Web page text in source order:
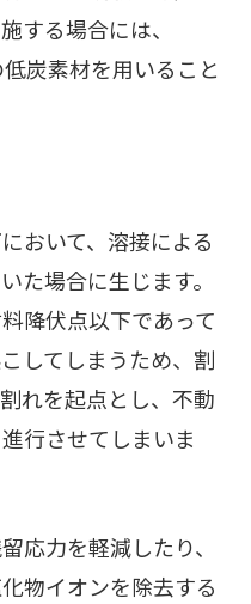
する場合には、
炭素材を用いること
おいて、溶接による
た場合に生じます。
降伏点以下であって
してしまうため、割
れを起点とし、不動
行させてしまいま
応力を軽減したり、
物イオンを除去する